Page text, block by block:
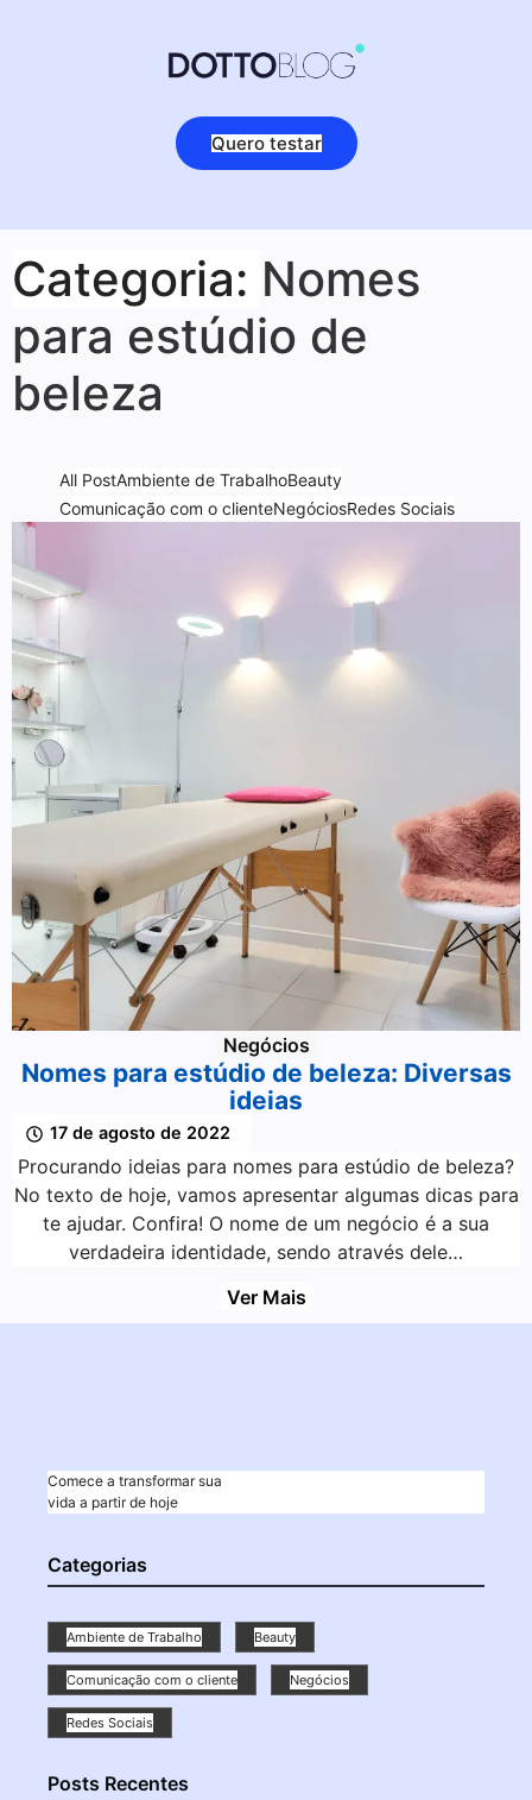
Quero testar
Categoria: Nomes
para estúdio de
beleza
All PostAmbiente de TrabalhoBeauty
Comunicação com o clienteNegóciosRedes Sociais
Negócios
Nomes para estúdio de beleza: Diversas
ideias
17 de agosto de 2022
Procurando ideias para nomes para estúdio de beleza?
No texto de hoje, vamos apresentar algumas dicas para
te ajudar. Confira! O nome de um negócio é a sua
verdadeira identidade, sendo através dele…
Ver Mais
Comece a transformar sua
vida a partir de hoje
Categorias
Ambiente de Trabalho Beauty
Comunicação com o cliente Negócios
Redes Sociais
Posts Recentes